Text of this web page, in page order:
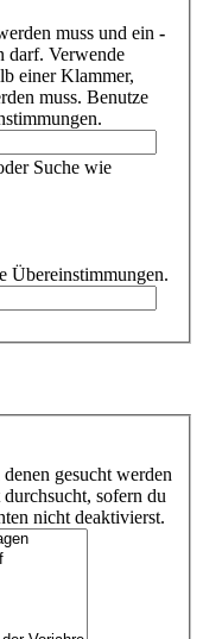
muss und ein -
darf. Verwende
einer Klammer,
muss. Benutze
Suche wie
Übereinstimmungen.
gesucht werden
sofern du
nicht deaktivierst.